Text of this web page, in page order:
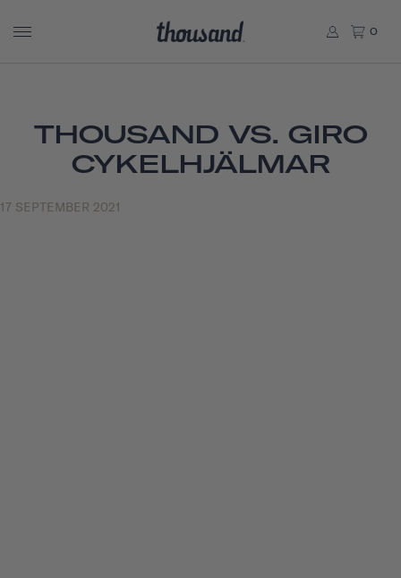
0
THOUSAND VS. GIRO
CYKELHJÄLMAR
17 SEPTEMBER 2021